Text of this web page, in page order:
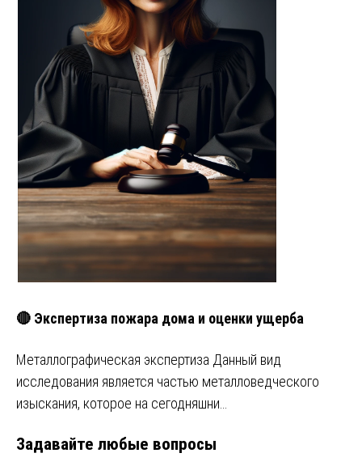
🔴 Экспертиза пожара дома и оценки ущерба
Металлографическая экспертиза Данный вид
исследования является частью металловедческого
изыскания, которое на сегодняшни…
Задавайте любые вопросы